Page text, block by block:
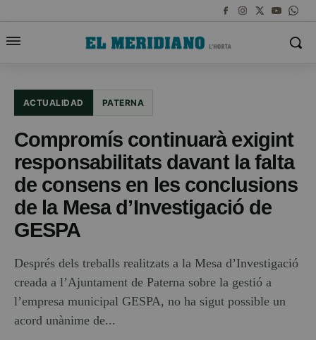
ACTUALIDAD PATERNA
Compromís continuarà exigint
responsabilitats davant la falta
de consens en les conclusions
de la Mesa d’Investigació de
GESPA
Després dels treballs realitzats a la Mesa d’Investigació
creada a l’Ajuntament de Paterna sobre la gestió a
l’empresa municipal GESPA, no ha sigut possible un
acord unànime de...